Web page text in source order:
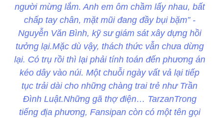
người mừng lắm. Anh em ôm chầm lấy nhau, bất
chấp tay chân, mặt mũi đang đầy bụi bặm” -
Nguyễn Văn Bình, kỹ sư giám sát xây dựng hồi
tưởng lại.Mặc dù vậy, thách thức vẫn chưa dừng
lại. Có trụ rồi thì lại phải tính toán đến phương án
kéo dây vào núi. Một chuỗi ngày vất vả lại tiếp
tục trải dài cho những chàng trai trẻ như Trần
Đình Luật.Những gã thợ điện… TarzanTrong
tiếng địa phương, Fansipan còn có một tên gọi